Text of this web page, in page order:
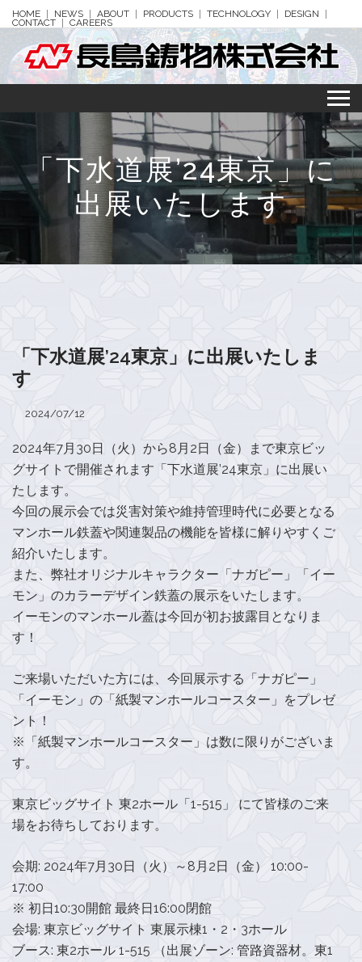
HOME NEWS ABOUT PRODUCTS TECHNOLOGY DESIGN
CONTACT CAREERS
「下水道展’24東京」に
出展いたします
「下水道展’24東京」に出展いたしま
す
2024/07/12
2024年7月30日（火）から8月2日（金）まで東京ビッ
グサイトで開催されます「下水道展’24東京」に出展い
たします。
今回の展示会では災害対策や維持管理時代に必要となる
マンホール鉄蓋や関連製品の機能を皆様に解りやすくご
紹介いたします。
また、弊社オリジナルキャラクター「ナガピー」「イー
モン」のカラーデザイン鉄蓋の展示をいたします。
イーモンのマンホール蓋は今回が初お披露目となりま
す！
ご来場いただいた方には、今回展示する「ナガピー」
「イーモン」の「紙製マンホールコースター」をプレゼ
ント！
※「紙製マンホールコースター」は数に限りがございま
す。
東京ビッグサイト 東2ホール「1-515」 にて皆様のご来
場をお待ちしております。
会期: 2024年7月30日（火）～8月2日（金） 10:00-
17:00
※ 初日10:30開館 最終日16:00閉館
会場: 東京ビッグサイト 東展示棟1・2・3ホール
ブース: 東2ホール 1-515 （出展ゾーン: 管路資器材。東1